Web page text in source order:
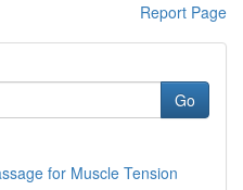
Report Page
Go
for Muscle Tension